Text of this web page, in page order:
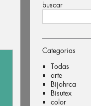
buscar
Categorias
Todas
arte
Bijohrca
Bisutex
color